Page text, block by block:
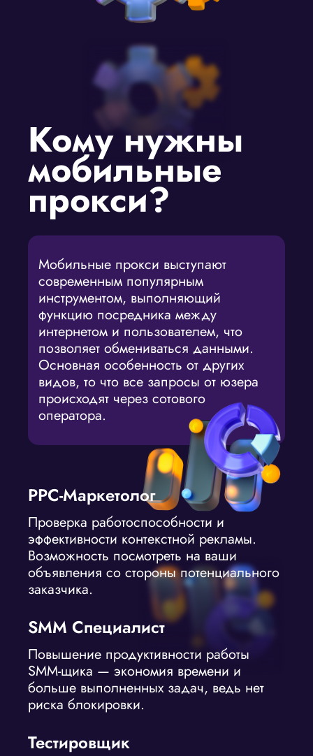
Кому нужны
мобильные
прокси?
Мобильные прокси выступают
современным популярным
инструментом, выполняющий
функцию посредника между
интернетом и пользователем, что
позволяет обмениваться данными.
Основная особенность от других
видов, то что все запросы от юзера
происходят через сотового
оператора.
PPC-Маркетолог
Проверка работоспособности и
эффективности контекстной рекламы.
Возможность посмотреть на ваши
объявления со стороны потенциального
заказчика.
SMM Специалист
Повышение продуктивности работы
SMM-щика — экономия времени и
больше выполненных задач, ведь нет
риска блокировки.
Тестировщик